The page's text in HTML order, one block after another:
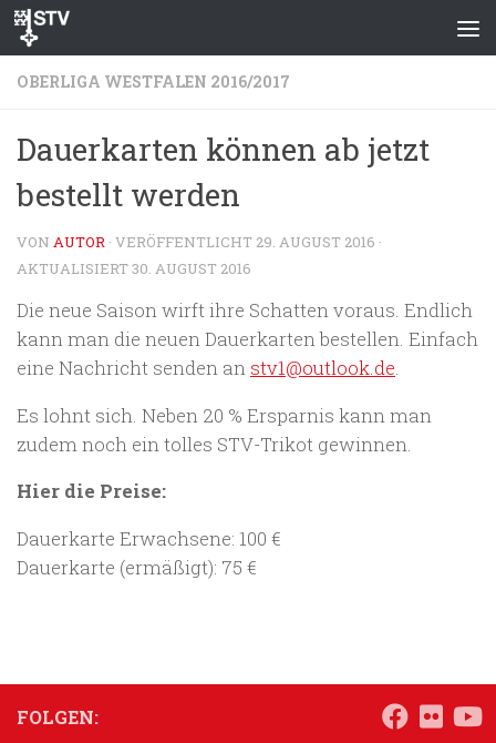
Zum Inhalt springen
OBERLIGA WESTFALEN 2016/2017
Dauerkarten können ab jetzt
bestellt werden
VON AUTOR · VERÖFFENTLICHT 29. AUGUST 2016 ·
AKTUALISIERT30. AUGUST 2016
Die neue Saison wirft ihre Schatten voraus. Endlich
kann man die neuen Dauerkarten bestellen. Einfach
eine Nachricht senden an stv1@outlook.de.
Es lohnt sich. Neben 20 % Ersparnis kann man
zudem noch ein tolles STV-Trikot gewinnen.
Hier die Preise:
Dauerkarte Erwachsene: 100 €
Dauerkarte (ermäßigt): 75 €
FOLGEN: